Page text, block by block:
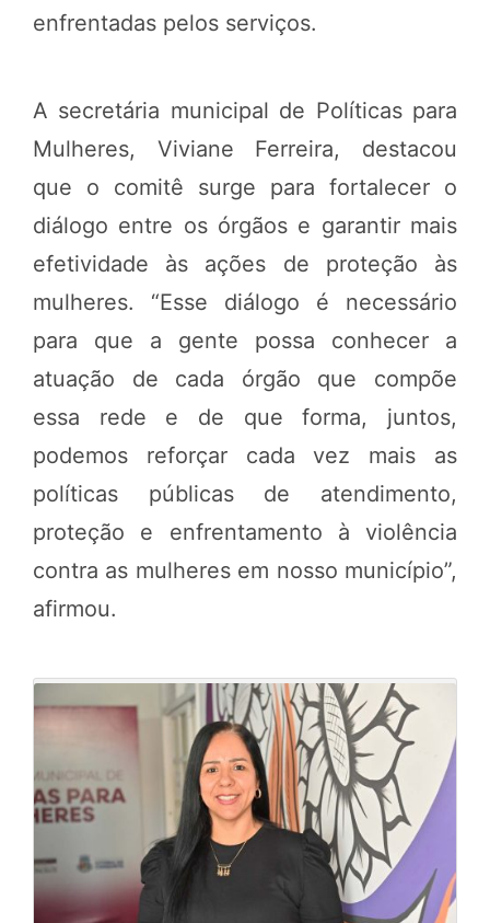
enfrentadas pelos serviços.
A secretária municipal de Políticas para
Mulheres, Viviane Ferreira, destacou
que o comitê surge para fortalecer o
diálogo entre os órgãos e garantir mais
efetividade às ações de proteção às
mulheres. “Esse diálogo é necessário
para que a gente possa conhecer a
atuação de cada órgão que compõe
essa rede e de que forma, juntos,
podemos reforçar cada vez mais as
políticas públicas de atendimento,
proteção e enfrentamento à violência
contra as mulheres em nosso município”,
afirmou.